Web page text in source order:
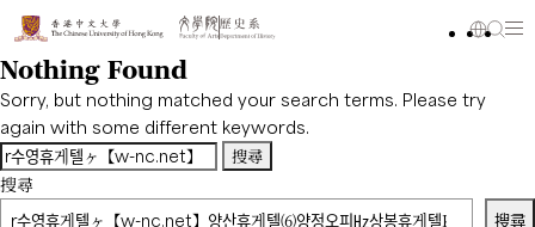
Nothing Found
Sorry, but nothing matched your search terms. Please try
again with some different keywords.
搜
尋
搜尋
搜尋